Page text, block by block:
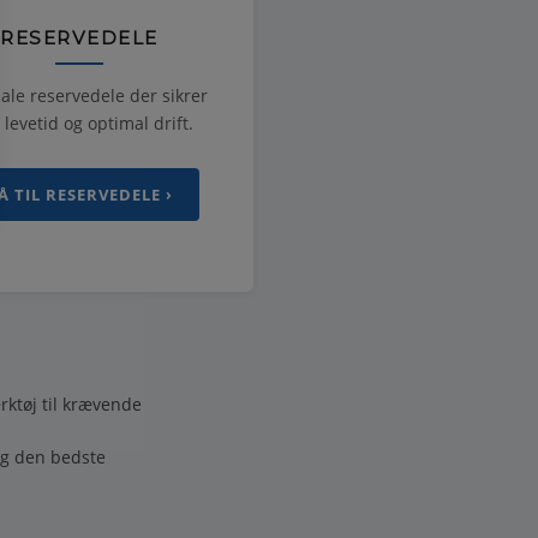
RESERVEDELE
reservedele der sikrer
levetid og optimal drift.
TIL RESERVEDELE ›
til krævende
den bedste